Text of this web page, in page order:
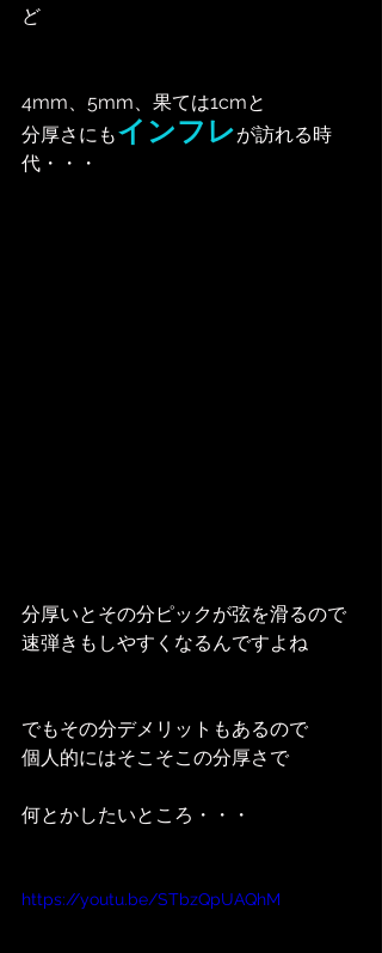
ど
4mm、5mm、果ては1cmと
分厚さにもインフレが訪れる時
代・・・
分厚いとその分ピックが弦を滑るので
速弾きもしやすくなるんですよね
でもその分デメリットもあるので
個人的にはそこそこの分厚さで
何とかしたいところ・・・
https://youtu.be/STbzQpUAQhM